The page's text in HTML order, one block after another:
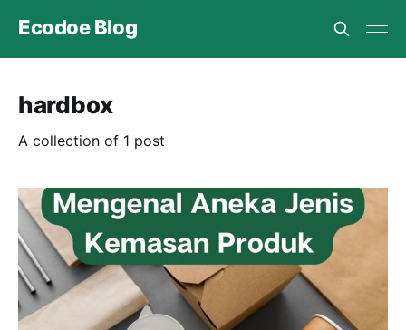
Ecodoe Blog
hardbox
A collection of 1 post